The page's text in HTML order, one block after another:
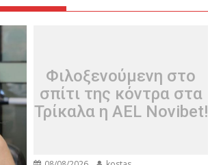
Φιλοξενούμενη στο
σπίτι της κόντρα στα
Τρίκαλα η AEL Novibet!